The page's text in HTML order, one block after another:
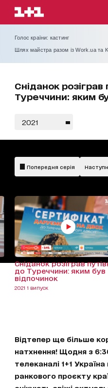
Голос країни: кастинг
Шлях майстра разом із Work.ua та
Сніданок розіграв
Туреччини: яким
2021
Попередня серія
Сніданок розіграв
до Туреччини: яким був
відпочинок
2021 1 випуск
Відтепер ще більше
натхнення! Щодня з
телеканалі 1+1
ранкового проєкту